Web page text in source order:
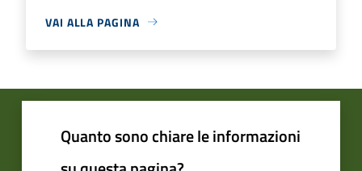
VAI ALLA PAGINA
Quanto sono chiare le informazioni